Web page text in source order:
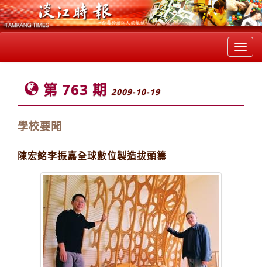
第 763 期 2009-10-19
學校要聞
陳宏銘李振嘉全球數位製造拔頭籌